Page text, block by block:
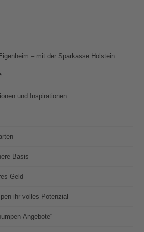
– mit der Sparkasse Holstein
und Inspirationen
Basis
Geld
ihr volles Potenzial
Angebote“